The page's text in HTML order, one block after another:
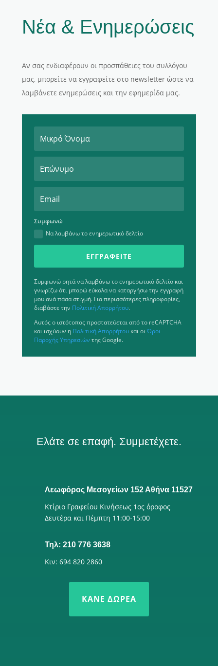
Νέα & Ενημερώσεις
Αν σας ενδιαφέρουν οι προσπάθειες του συλλόγου
μας, μπορείτε να εγγραφείτε στο newsletter ώστε να
λαμβάνετε ενημερώσεις και την εφημερίδα μας.
Συμφωνώ
Να λαμβάνω το ενημερωτικό δελτίο
ΕΓΓΡΑΦΕΊΤΕ
Συμφωνώ ρητά να λαμβάνω το ενημερωτικό δελτίο και
γνωρίζω ότι μπορώ εύκολα να καταργήσω την εγγραφή
μου ανά πάσα στιγμή. Για περισσότερες πληροφορίες,
διαβάστε την Πολιτική Απορρήτου.
Αυτός ο ιστότοπος προστατεύεται από το reCAPTCHA
και ισχύουν η Πολιτική Απορρήτουκαι οιΌροι
Παροχής Υπηρεσιών της Google.
Ελάτε σε επαφή. Συμμετέχετε.
Λεωφόρος Μεσογείων 152 Αθήνα 11527
Κτίριο Γραφείου Κινήσεως 1ος όροφος
Δευτέρα και Πέμπτη 11:00-15:00
Τηλ: 210 776 3638
Κιν: 694 820 2860
ΚΆΝΕ ΔΩΡΕΆ